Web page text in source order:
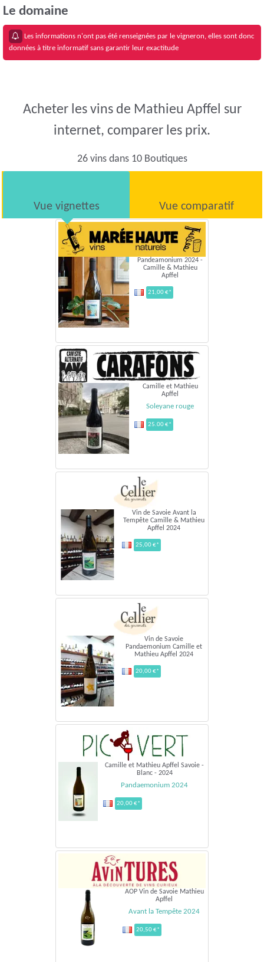
Le domaine
Les informations n'ont pas été renseignées par le vigneron, elles sont donc
données à titre informatif sans garantir leur exactitude
Acheter les vins de Mathieu Apffel sur
internet, comparer les prix.
26 vins dans 10 Boutiques
Vue vignettes Vue comparatif
Pandeamonium 2024 -
Camille & Mathieu
Apffel
21,00 €*
Camille et Mathieu
Apffel
Soleyane rouge
25.00 €*
Vin de Savoie Avant la
Tempête Camille & Mathieu
Apffel 2024
25,00 €*
Vin de Savoie
Pandaemonium Camille et
Mathieu Apffel 2024
20,00 €*
Camille et Mathieu Apffel Savoie -
Blanc - 2024
Pandaemonium 2024
20,00 €*
AOP Vin de Savoie Mathieu
Apffel
Avant la Tempête 2024
20,50 €*